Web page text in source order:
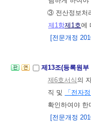
③ 전산정보처
제1항제1호에
[전문개정
제13조(등록원
제6호서식 의
직 및
「전자
확인하여야
[전문개정